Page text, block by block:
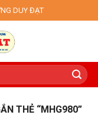
DUY ĐẠT
THẺ “MHG980”